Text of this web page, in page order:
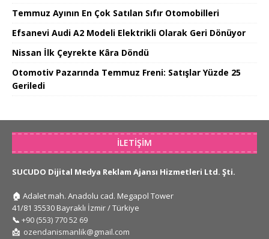
Temmuz Ayının En Çok Satılan Sıfır Otomobilleri
Efsanevi Audi A2 Modeli Elektrikli Olarak Geri Dönüyor
Nissan İlk Çeyrekte Kâra Döndü
Otomotiv Pazarında Temmuz Freni: Satışlar Yüzde 25
Geriledi
İLETIŞIM
SUCUDO Dijital Medya Reklam Ajansı Hizmetleri Ltd. Şti.
🏠 Adalet mah. Anadolu cad. Megapol Tower
41/81 35530 Bayraklı İzmir / Türkiye
📞 +90 (553) 770 52 69
📩 ozendanismanlik@gmail.com